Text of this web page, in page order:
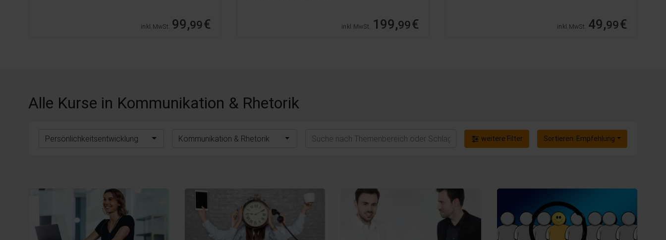
inkl. MwSt. 99,99€ inkl. MwSt. 199,99€ inkl. MwSt. 49,99€
Alle Kurse in Kommunikation & Rhetorik
Persönlichkeitsentwicklung Kommunikation & Rhetorik Suchen weitere Filter Sortieren: Empfehlung